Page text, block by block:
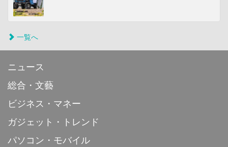
一覧へ
ニュース
総合・文藝
ビジネス・マネー
ガジェット・トレンド
パソコン・モバイル